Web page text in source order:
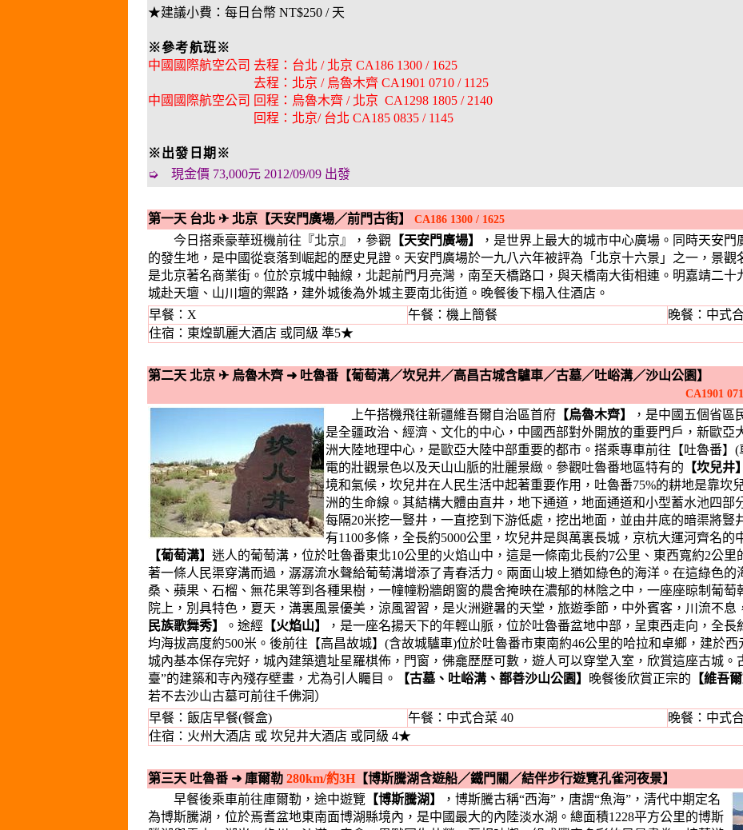
★建議小費：每日台幣 NT$250 / 天
※參考航班※
中國國際航空公司 去程：台北 / 北京 CA186 1300 / 1625
去程：北京 / 烏魯木齊 CA1901 0710 / 1125
中國國際航空公司 回程：烏魯木齊 / 北京 CA1298 1805 / 2140
回程：北京/ 台北 CA185 0835 / 1145
※出發日期※
➭ 現金價 73,000元 2012/09/09 出發
第一天 台北✈ 北京【天安門廣場／前門古街】 CA186 1300 / 1625
今日搭乘豪華班機前往『北京』，參觀 【天安門廣場】
，是世界上最大的城市中心廣場。同時天安
的發生地，是中國從衰落到崛起的歷史見證。天安門廣場於一九八六年被評為「北京十六景」之一，景觀
是北京著名商業街。位於京城中軸線，北起前門月亮灣，南至天橋路口，與天橋南大街相連。明嘉靖二十
城赴天壇、山川壇的禦路，建外城後為外城主要南北街道。晚餐後下榻入住酒店。
早餐：X
午餐：機上簡餐
晚餐：中式
住宿：東煌凱麗大酒店 或同級 準5★
第二天 北京✈ 烏魯木齊➜ 吐魯番【葡萄溝／坎兒井／高昌古城含驢車／古墓／ 吐峪溝／沙山公園】
CA1901 0710 / 1125 + BUS
上午搭機飛往新疆維吾爾自治區首府【烏魯木齊】
，是中國五個省區
是全疆政治、經濟、文化的中心，中國西部對外開放的重要門戶，新歐亞
洲大陸地理中心，是歐亞大陸中部重要的都市。搭乘專車前往【吐魯番】
電的壯觀景色以及天山山脈的壯麗景緻。參觀吐魯番地區特有的 【坎兒井】
境和氣候，坎兒井在人民生活中起著重要作用，吐魯番75%的耕地是靠坎
洲的生命線。其結構大體由直井，地下通道，地面通道和小型蓄水池四部
每隔20米挖一豎井，一直挖到下游低處，挖出地面，並由井底的暗渠將豎
有1100多條，全長約5000公里，坎兒井是與萬裏長城，京杭大運河齊名
【葡萄溝】 迷人的葡萄溝，位於吐魯番東北10公里的火焰山中，這是一條南北長約7公里、東西寬約2公
著一條人民渠穿溝而過，潺潺流水聲給葡萄溝增添了青春活力。兩面山坡上猶如綠色的海洋。在這綠色的
桑、蘋果、石榴、無花果等到各種果樹，一幢幢粉牆朗窗的農舍掩映在濃郁的林陰之中，一座座晾制葡萄
院上，別具特色，夏天，溝裏風景優美，涼風習習，是火洲避暑的天堂，旅遊季節，中外賓客，川流不息
民族歌舞秀】
。途經 【火焰山】
，是一座名揚天下的年輕山脈，位於吐魯番盆地中部，呈東西走向，全長
均海拔高度約500米。後前往【高昌故城】(含故城驢車)位於吐魯番市東南約46公里的哈拉和卓鄉，建於西
城內基本保存完好，城內建築遺址星羅棋佈，門窗，佛龕歷歷可數，遊人可以穿堂入室，欣賞這座古城。
臺”的建築和寺內殘存壁畫，尤為引人矚目。
【古墓、吐峪溝、鄯善沙山公園】 晚餐後欣賞正宗的 【維吾
若不去沙山古墓可前往千佛洞）
早餐：飯店早餐(餐盒)
午餐：中式合菜 40
晚餐：中式
住宿：火州大酒店 或 坎兒井大酒店 或同級 4★
第三天 吐魯番➜ 庫爾勒 280km/約3H【博斯騰湖含遊船／鐵門關 ／結伴步行遊覽孔雀河夜景】
早餐後乘車前往庫爾勒，途中遊覽 【博斯騰湖】
，博斯騰古稱“西海”，唐謂“魚海”，清代中期定名
為博斯騰湖，位於焉耆盆地東南面博湖縣境內，是中國最大的內陸淡水湖。總面積1228平方公里的博斯